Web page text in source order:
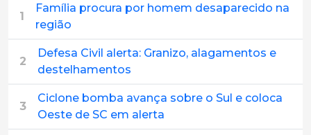
1
Família procura por homem desaparecido na
região
2
Defesa Civil alerta: Granizo, alagamentos e
destelhamentos
3
Ciclone bomba avança sobre o Sul e coloca
Oeste de SC em alerta